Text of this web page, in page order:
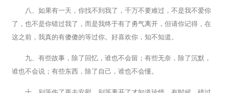
八、如果有一天，你找不到我了，千万不要难过，不是我不爱你
了，也不是你错过我了，而是我终于有了勇气离开，但请你记得，在
这之前，我真的有傻傻的等过你。好喜欢你，知不知道。
九、有些故事，除了回忆，谁也不会留；有些无奈，除了沉默，
谁也不会说；有些东西，除了自己，谁也不会懂。